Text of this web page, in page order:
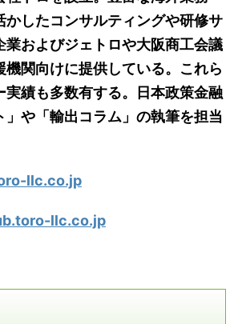
かしたコンサルティングや研修サ
業およびジェトロや大阪商工会議
機関向けに提供している。これら
実績も多数有する。日本政策金融
」や「輸出コラム」の執筆を担当
llc.co.jp
llc.co.jp